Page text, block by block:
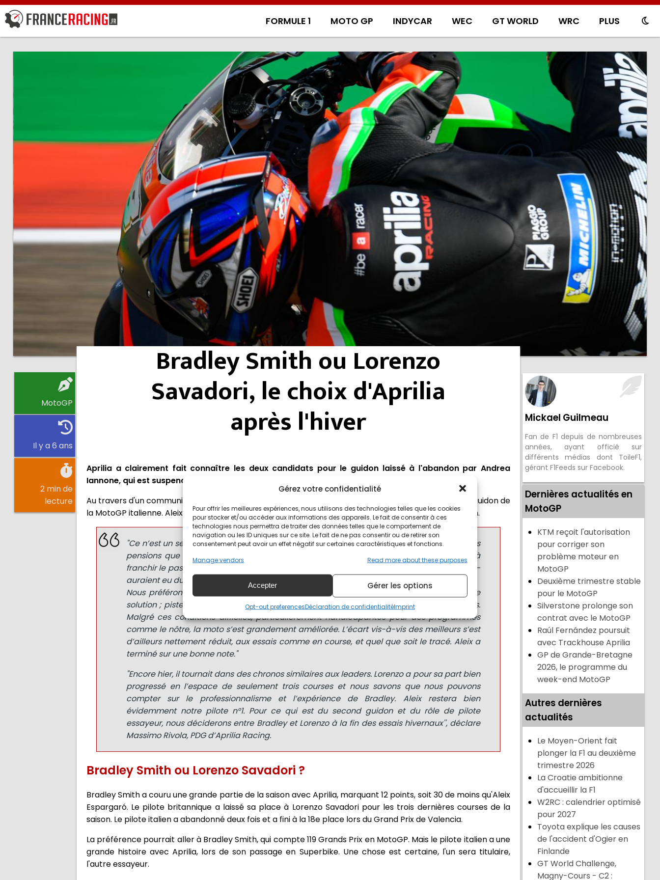
Gérez votre confidentialité
Pour offrir les meilleures expériences, nous utilisons des technologies telles que les cookies
pour stocker et/ou accéder aux informations des appareils. Le fait de consentir à ces
technologies nous permettra de traiter des données telles que le comportement de
navigation ou les ID uniques sur ce site. Le fait de ne pas consentir ou de retirer son
consentement peut avoir un effet négatif sur certaines caractéristiques et fonctions.
Manage vendors
Read more about these purposes
Accepter Gérer les options
Opt-out preferencesDéclaration de confidentialitéImprint
FORMULE 1 MOTO GP INDYCAR WEC GT WORLD WRC PLUS
MotoGP
Il y a 6 ans
2 min de
lecture
Bradley Smith ou Lorenzo
Savadori, le choix d'Aprilia
après l'hiver
Aprilia a clairement fait connaître les deux candidats pour le guidon laissé à l'abandon par Andrea
Iannone, qui est suspendu.
Au travers d'un communiqué, Aprilia a clairement fait savoir qu'il n'y aura pas de nouveaux pilotes au guidon de
la MotoGP italienne. Aleix Espargaró sera soit accompagné de Lorenzo Savadori, soit de Bradley Smith.
"Ce n’est un secret pour personne. Nous avons fait une offre à trois jeunes pilotes, car nous
pensions que ce projet pouvait les intéresser. Toutefois, ils ne se sentaient pas prêts à
franchir le pas et parallèlement, les teams - qu’ils les avaient engagés pour cette année –
auraient eu du mal à les libérer. Nous respectons leur décision.
Nous préférons du coup continuer avec nos pilotes, plutôt que d’opter pour une autre
solution ; piste qui restait possible, mais dont nous sommes pas entièrement convaincus.
Malgré ces conditions difficiles, particulièrement handicapantes pour des programmes
comme le nôtre, la moto s’est grandement améliorée. L’écart vis-à-vis des meilleurs s’est
d’ailleurs nettement réduit, aux essais comme en course, et quel que soit le tracé. Aleix a
terminé sur une bonne note."
"Encore hier, il tournait dans des chronos similaires aux leaders. Lorenzo a pour sa part bien
progressé en l’espace de seulement trois courses et nous savons que nous pouvons
compter sur le professionnalisme et l’expérience de Bradley. Aleix restera bien
évidemment notre pilote n°1. Pour ce qui est du second guidon et du rôle de pilote
essayeur, nous déciderons entre Bradley et Lorenzo à la fin des essais hivernaux'', déclare
Massimo Rivola, PDG d’Aprilia Racing.
Bradley Smith ou Lorenzo Savadori ?
Bradley Smith a couru une grande partie de la saison avec Aprilia, marquant 12 points, soit 30 de moins qu'Aleix
Espargaró. Le pilote britannique a laissé sa place à Lorenzo Savadori pour les trois dernières courses de la
saison. Le pilote italien a abandonné deux fois et a fini à la 18e place lors du Grand Prix de Valencia.
La préférence pourrait aller à Bradley Smith, qui compte 119 Grands Prix en MotoGP. Mais le pilote italien a une
grande histoire avec Aprilia, lors de son passage en Superbike. Une chose est certaine, l'un sera titulaire,
l'autre essayeur.
Mickael Guilmeau
Fan de F1 depuis de nombreuses
années, ayant officié sur
différents médias dont ToileF1,
gérant F1Feeds sur Facebook.
Dernières actualités en
MotoGP
KTM reçoit l'autorisation
pour corriger son
problème moteur en
MotoGP
Deuxième trimestre stable
pour le MotoGP
Silverstone prolonge son
contrat avec le MotoGP
Raúl Fernández poursuit
avec Trackhouse Aprilia
GP de Grande-Bretagne
2026, le programme du
week-end MotoGP
Autres dernières
actualités
Le Moyen-Orient fait
plonger la F1 au deuxième
trimestre 2026
La Croatie ambitionne
d'accueillir la F1
W2RC : calendrier optimisé
pour 2027
Toyota explique les causes
de l'accident d'Ogier en
Finlande
GT World Challenge,
Magny-Cours - C2 :